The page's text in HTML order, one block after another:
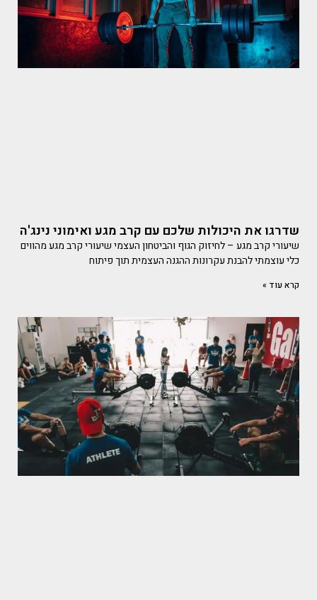
שדרגו את היכולות שלכם עם קרב מגע ואימוני נינג'ה
שיעורי קרב מגע – לחיזוק הגוף והביטחון העצמי שיעורי קרב מגע מהווים
כלי עוצמתי להבנת עקרונות ההגנה העצמית תוך פיתוח
קרא עוד »